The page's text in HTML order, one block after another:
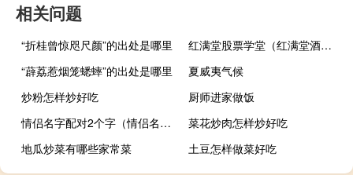
相关问题
“折桂曾惊咫尺颜”的出处是哪里
红满堂股票学堂（红满堂酒楼简介）
“薜荔惹烟笼蟋蟀”的出处是哪里
夏威夷气候
炒粉怎样炒好吃
厨师进家做饭
情侣名字配对2个字（情侣名字配对）
菜花炒肉怎样炒好吃
地瓜炒菜有哪些家常菜
土豆怎样做菜好吃